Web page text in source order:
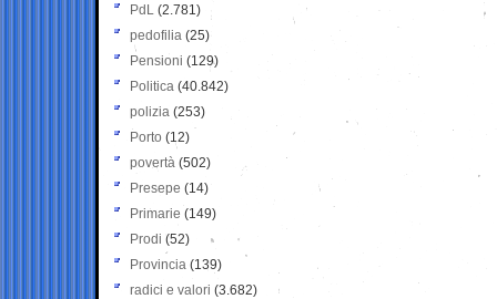
PdL (2.781)
pedofilia (25)
Pensioni (129)
Politica (40.842)
polizia (253)
Porto (12)
povertà (502)
Presepe (14)
Primarie (149)
Prodi (52)
Provincia (139)
radici e valori (3.682)